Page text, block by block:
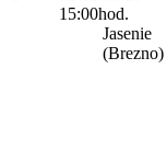
15:00hod.
Jasenie
(Brezno)